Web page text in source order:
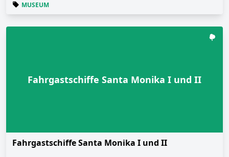
MUSEUM
Fahrgastschiffe Santa Monika I und II
Fahrgastschiffe Santa Monika I und II